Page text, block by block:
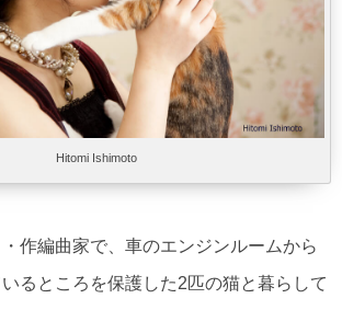
Hitomi Ishimoto
作編曲家で、車のエンジンルームから
るところを保護した2匹の猫と暮らして